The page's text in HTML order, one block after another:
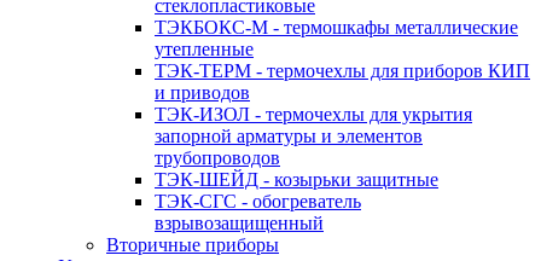
стеклопластиковые
ТЭКБОКС-М - термошкафы металлические
утепленные
ТЭК-ТЕРМ - термочехлы для приборов КИП
и приводов
ТЭК-ИЗОЛ - термочехлы для укрытия
запорной арматуры и элементов
трубопроводов
ТЭК-ШЕЙД - козырьки защитные
ТЭК-СГС - обогреватель
взрывозащищенный
Вторичные приборы